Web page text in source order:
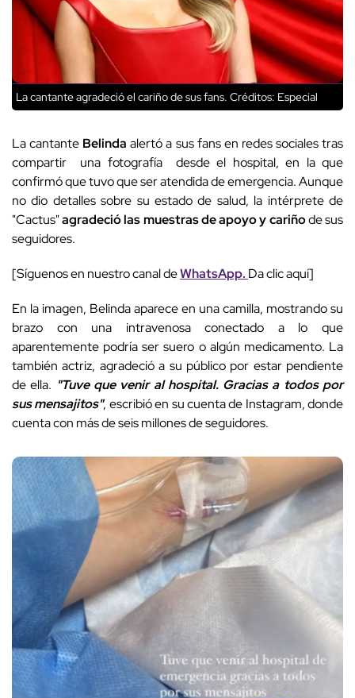
La cantante agradeció el cariño de sus fans. Créditos: Especial
La cantante Belindaalertó a sus fans en redes sociales tras
compartir una fotografía desde el hospital, en la que
confirmó que tuvo que ser atendida de emergencia. Aunque
no dio detalles sobre su estado de salud, la intérprete de
"Cactus"agradeció las muestras de apoyo y cariñode sus
seguidores.
[Síguenos en nuestro canal deWhatsApp. Da clic aquí]
En la imagen, Belinda aparece en una camilla, mostrando su
brazo con una intravenosa conectado a lo que
aparentemente podría ser suero o algún medicamento. La
también actriz, agradeció a su público por estar pendiente
de ella. "Tuve que venir al hospital. Gracias a todos por
sus mensajitos", escribió en su cuenta de Instagram, donde
cuenta con más de seis millones de seguidores.